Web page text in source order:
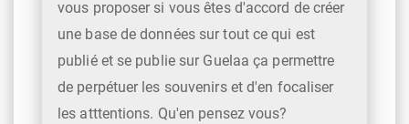
vous proposer si vous êtes d'accord de créer
une base de données sur tout ce qui est
publié et se publie sur Guelaa ça permettre
de perpétuer les souvenirs et d'en focaliser
les atttentions. Qu'en pensez vous?